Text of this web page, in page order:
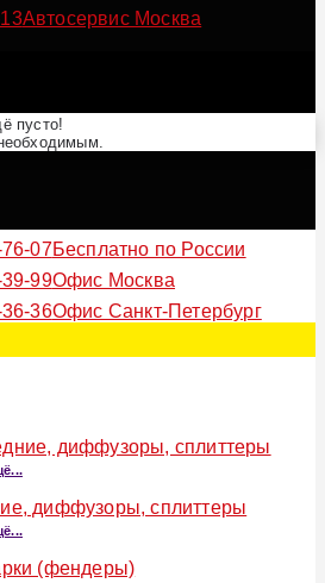
Автосервис Москва
пусто!
07Бесплатно по России
99Офис Москва
36Офис Санкт-Петербург
диффузоры, сплиттеры
диффузоры, сплиттеры
(фендеры)